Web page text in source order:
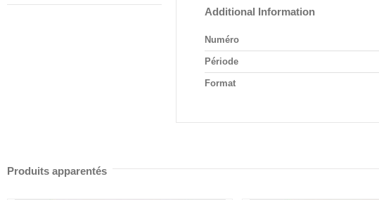
Additional Information
Numéro
Période
Format
Produits apparentés